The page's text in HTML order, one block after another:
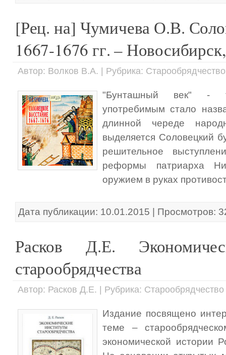
[Рец. на] Чумичева О.В.
1667-1676 гг. –
Автор: Волков В.А. | Рубрика: Старообрядчество
"Бунташный век" -
употребимым стало
длинной череде
выделяется Соловецкий
решительное
реформы патриарха
оружием в руках
Дата публикации: 10.01.2015 | Просмотров:
Расков Д.Е.
старообрядчества
Автор: Расков Д.Е. | Рубрика: Старообрядчество
Издание посвящено
теме –
экономической истории